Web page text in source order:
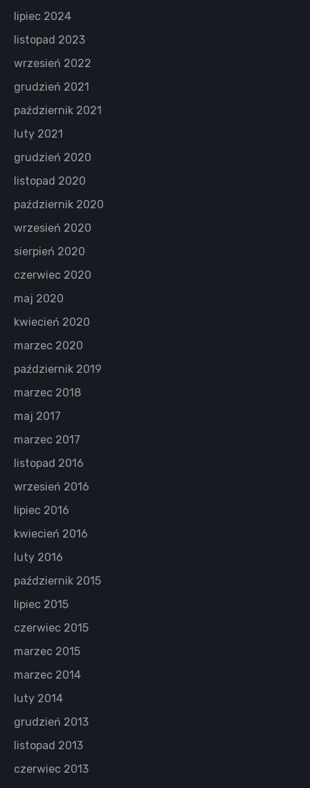
lipiec 2024
listopad 2023
wrzesień 2022
grudzień 2021
październik 2021
luty 2021
grudzień 2020
listopad 2020
październik 2020
wrzesień 2020
sierpień 2020
czerwiec 2020
maj 2020
kwiecień 2020
marzec 2020
październik 2019
marzec 2018
maj 2017
marzec 2017
listopad 2016
wrzesień 2016
lipiec 2016
kwiecień 2016
luty 2016
październik 2015
lipiec 2015
czerwiec 2015
marzec 2015
marzec 2014
luty 2014
grudzień 2013
listopad 2013
czerwiec 2013